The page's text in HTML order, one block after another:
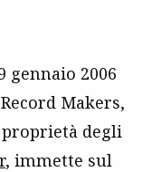
gennaio 2006
Makers,
degli
, immette sul